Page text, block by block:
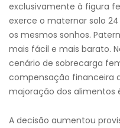
exclusivamente à figura
exerce o maternar solo
os mesmos sonhos.
mais fácil e mais barato.
cenário de sobrecarga
compensação financeira
majoração dos alimentos
A decisão aumentou